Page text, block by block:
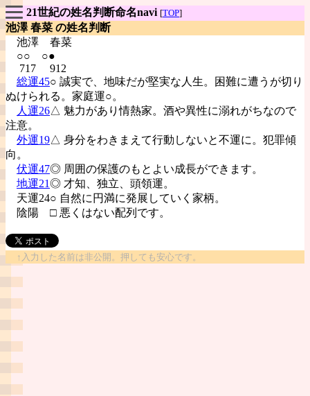
21世紀の姓名判断命名navi [TOP]
池澤 春菜 の姓名判断
池澤 春菜
○○ ○●
717 912
総運45○ 誠実で、地味だが堅実な人生。困難に遭うが切り
ぬけられる。家庭運○。
人運26△ 魅力があり情熱家。酒や異性に溺れがちなので
注意。
外運19△ 身分をわきまえて行動しないと不運に。犯罪傾
向。
伏運47◎ 周囲の保護のもとよい成長ができます。
地運21◎ 才知、独立、頭領運。
天運24○ 自然に円満に発展していく家柄。
陰陽 □ 悪くはない配列です。
↑入力した名前は非公開。押しても安心です。